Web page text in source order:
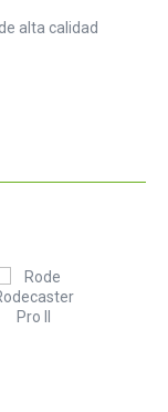
alta calidad